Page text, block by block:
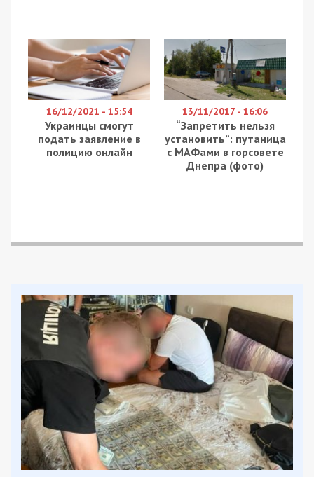
16/12/2021 - 15:54
Украинцы смогут
подать заявление в
полицию онлайн
13/11/2017 - 16:06
“Запретить нельзя
установить”: путаница
с МАФами в горсовете
Днепра (фото)